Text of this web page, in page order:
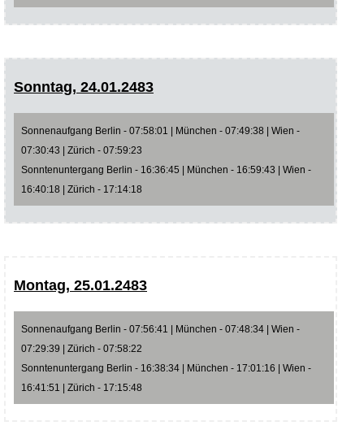
Sonntag, 24.01.2483
Sonnenaufgang Berlin - 07:58:01 | München - 07:49:38 | Wien -
07:30:43 | Zürich - 07:59:23
Sonntenuntergang Berlin - 16:36:45 | München - 16:59:43 | Wien -
16:40:18 | Zürich - 17:14:18
Montag, 25.01.2483
Sonnenaufgang Berlin - 07:56:41 | München - 07:48:34 | Wien -
07:29:39 | Zürich - 07:58:22
Sonntenuntergang Berlin - 16:38:34 | München - 17:01:16 | Wien -
16:41:51 | Zürich - 17:15:48